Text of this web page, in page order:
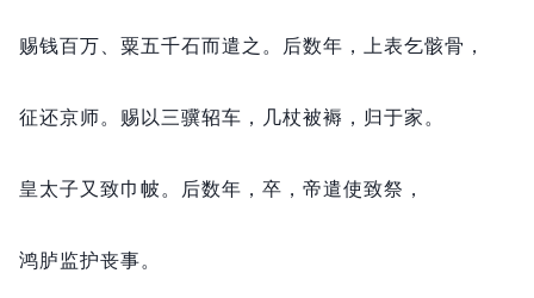
赐钱百万、粟五千石而遣之。 后数年， 上表乞骸骨，
征还京师。 赐以三骥轺车， 几杖被褥， 归于家。
皇太子又致巾帔。 后数年， 卒， 帝遣使致祭，
鸿胪监护丧事。